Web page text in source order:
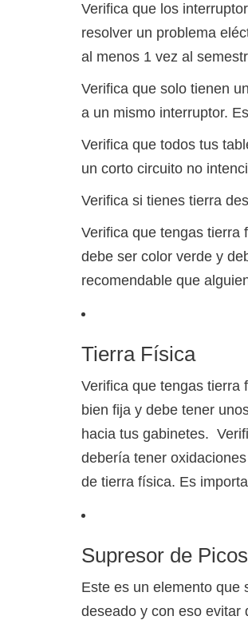
Verifica que los
resolver un problema
al menos 1 vez al
Verifica que solo tienen
a un mismo interruptor.
Verifica que todos tus
un corto circuito no
Verifica si tienes tierra
Verifica que tengas tierra
debe ser color verde y
recomendable que
Tierra Física
Verifica que tengas tierra
bien fija y debe tener
hacia tus gabinetes.
debería tener
de tierra física. Es
Supresor de
Este es un elemento que
deseado y con eso evitar